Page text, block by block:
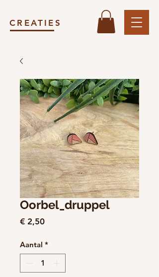
CREATIES
Oorbel_druppel
€ 2,50Prijs
Aantal *